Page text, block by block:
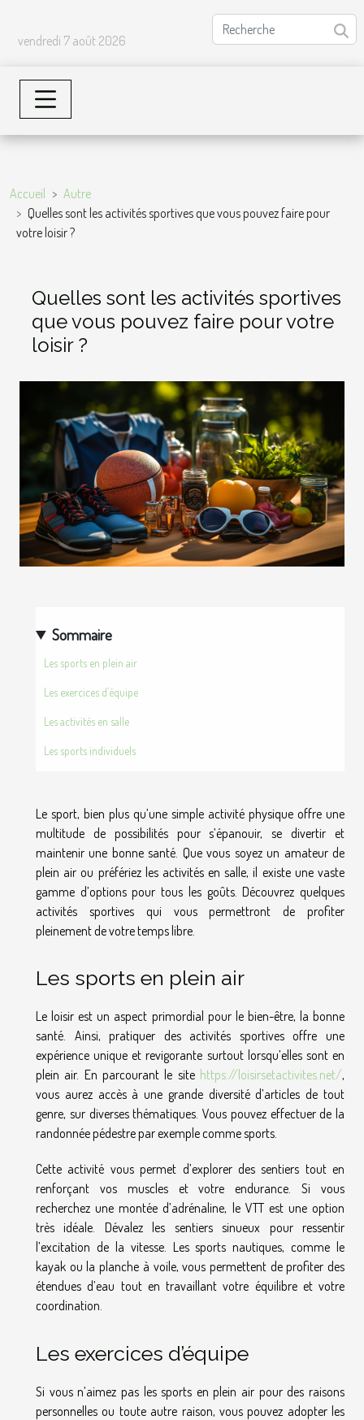
vendredi 7 août 2026
Accueil
Autre
Quelles sont les activités sportives que vous pouvez faire pour
votre loisir ?
Quelles sont les activités sportives
que vous pouvez faire pour votre
loisir ?
Sommaire
Les sports en plein air
Les exercices d’équipe
Les activités en salle
Les sports individuels
Le sport, bien plus qu’une simple activité physique offre une
multitude de possibilités pour s’épanouir, se divertir et
maintenir une bonne santé. Que vous soyez un amateur de
plein air ou préfériez les activités en salle, il existe une vaste
gamme d’options pour tous les goûts. Découvrez quelques
activités sportives qui vous permettront de profiter
pleinement de votre temps libre.
Les sports en plein air
Le loisir est un aspect primordial pour le bien-être, la bonne
santé. Ainsi, pratiquer des activités sportives offre une
expérience unique et revigorante surtout lorsqu’elles sont en
plein air. En parcourant le site https://loisirsetactivites.net/,
vous aurez accès à une grande diversité d’articles de tout
genre, sur diverses thématiques. Vous pouvez effectuer de la
randonnée pédestre par exemple comme sports.
Cette activité vous permet d’explorer des sentiers tout en
renforçant vos muscles et votre endurance. Si vous
recherchez une montée d’adrénaline, le VTT est une option
très idéale. Dévalez les sentiers sinueux pour ressentir
l’excitation de la vitesse. Les sports nautiques, comme le
kayak ou la planche à voile, vous permettent de profiter des
étendues d’eau tout en travaillant votre équilibre et votre
coordination.
Les exercices d’équipe
Si vous n’aimez pas les sports en plein air pour des raisons
personnelles ou toute autre raison, vous pouvez adopter les